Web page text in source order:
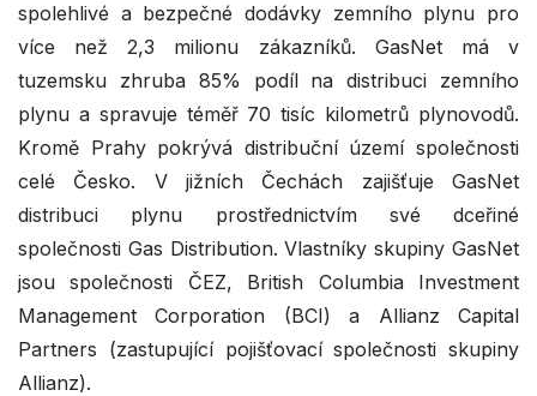
spolehlivé a bezpečné dodávky zemního plynu pro
více než 2,3 milionu zákazníků. GasNet má v
tuzemsku zhruba 85% podíl na distribuci zemního
plynu a spravuje téměř 70 tisíc kilometrů plynovodů.
Kromě Prahy pokrývá distribuční území společnosti
celé Česko. V jižních Čechách zajišťuje GasNet
distribuci plynu prostřednictvím své dceřiné
společnosti Gas Distribution. Vlastníky skupiny GasNet
jsou společnosti ČEZ, British Columbia Investment
Management Corporation (BCI) a Allianz Capital
Partners (zastupující pojišťovací společnosti skupiny
Allianz).